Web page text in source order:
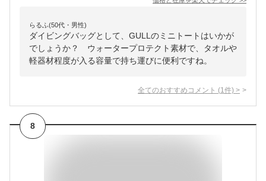
らるふ(50代・男性)
ダイビングバッグとして、GULLのミニトートはいかが
でしょうか？ ウォータープロテクト素材で、タオルや
軽器材程度が入る容量で持ち運びに便利ですね。
全てのおすすめコメント (1 件) >
8